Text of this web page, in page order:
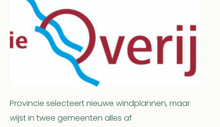
Provincie selecteert nieuwe windplannen, maar
wijst in twee gemeenten alles af